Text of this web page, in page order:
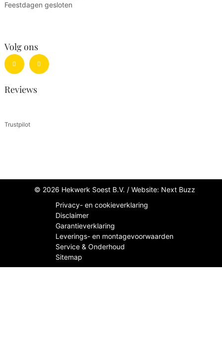
Feestdagen gesloten
Volg ons
Reviews
Trustpilot
© 2026 Hekwerk Soest B.V. / Website: Next Buzz
Privacy- en cookieverklaring
Disclaimer
Garantieverklaring
Leverings- en montagevoorwaarden
Service & Onderhoud
Sitemap